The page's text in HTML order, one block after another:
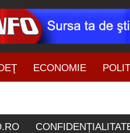
ECONOMIE